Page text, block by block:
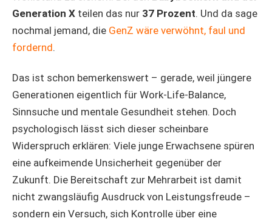
Generation X teilen das nur 37 Prozent. Und da sage
nochmal jemand, die GenZ wäre verwöhnt, faul und
fordernd.
Das ist schon bemerkenswert – gerade, weil jüngere
Generationen eigentlich für Work-Life-Balance,
Sinnsuche und mentale Gesundheit stehen. Doch
psychologisch lässt sich dieser scheinbare
Widerspruch erklären: Viele junge Erwachsene spüren
eine aufkeimende Unsicherheit gegenüber der
Zukunft. Die Bereitschaft zur Mehrarbeit ist damit
nicht zwangsläufig Ausdruck von Leistungsfreude –
sondern ein Versuch, sich Kontrolle über eine